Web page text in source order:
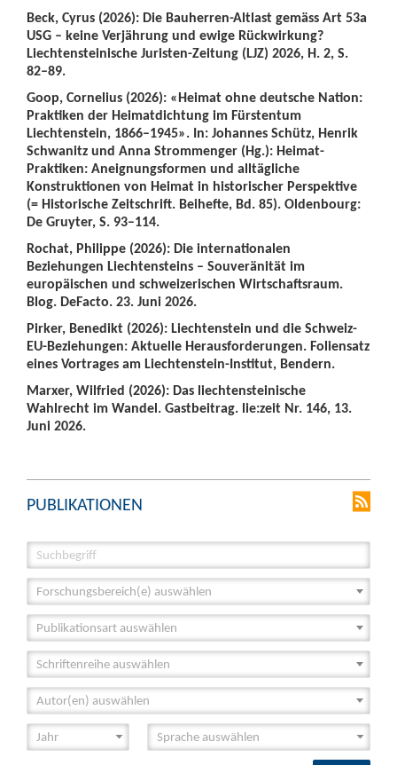
Beck, Cyrus (2026): Die Bauherren-Altlast gemäss Art 53a
USG – keine Verjährung und ewige Rückwirkung?
Liechtensteinische Juristen-Zeitung (LJZ) 2026, H. 2, S.
82–89.
Goop, Cornelius (2026): «Heimat ohne deutsche Nation:
Praktiken der Heimatdichtung im Fürstentum
Liechtenstein, 1866–1945». In: Johannes Schütz, Henrik
Schwanitz und Anna Strommenger (Hg.): Heimat-
Praktiken: Aneignungsformen und alltägliche
Konstruktionen von Heimat in historischer Perspektive
(= Historische Zeitschrift. Beihefte, Bd. 85). Oldenbourg:
De Gruyter, S. 93–114.
Rochat, Philippe (2026): Die internationalen
Beziehungen Liechtensteins – Souveränität im
europäischen und schweizerischen Wirtschaftsraum.
Blog. DeFacto. 23. Juni 2026.
Pirker, Benedikt (2026): Liechtenstein und die Schweiz-
EU-Beziehungen: Aktuelle Herausforderungen. Foliensatz
eines Vortrages am Liechtenstein-Institut, Bendern.
Marxer, Wilfried (2026): Das liechtensteinische
Wahlrecht im Wandel. Gastbeitrag. lie:zeit Nr. 146, 13.
Juni 2026.
PUBLIKATIONEN
Forschungsbereich(e) auswählen
Publikationsart auswählen
Schriftenreihe auswählen
Autor(en) auswählen